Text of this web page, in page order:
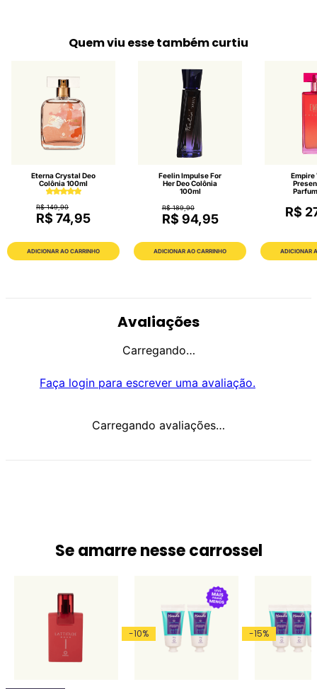
Quem viu esse também curtiu
Eterna Crystal Deo
Colônia 100ml
R$ 149,90
R$ 74,95
ADICIONAR AO CARRINHO
Feelin Impulse For
Her Deo Colônia
100ml
R$ 189,90
R$ 94,95
ADICIONAR AO CARRINHO
Empire
R$
ADICIONAR
Avaliações
Carregando…
Faça login para escrever uma avaliação.
Carregando avaliações…
Se amarre nesse carrossel
-10% -15%